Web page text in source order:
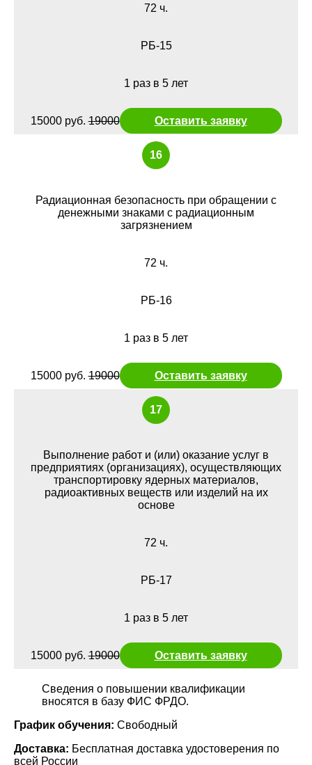
72 ч.
РБ-15
1 раз в 5 лет
15000 руб.19000 Оставить заявку
16
Радиационная безопасность при обращении с
денежными знаками с радиационным
загрязнением
72 ч.
РБ-16
1 раз в 5 лет
15000 руб.19000 Оставить заявку
17
Выполнение работ и (или) оказание услуг в
предприятиях (организациях), осуществляющих
транспортировку ядерных материалов,
радиоактивных веществ или изделий на их
основе
72 ч.
РБ-17
1 раз в 5 лет
15000 руб.19000 Оставить заявку
Сведения о повышении квалификации
вносятся в базу ФИС ФРДО.
График обучения: Свободный
Доставка: Бесплатная доставка удостоверения по
всей России